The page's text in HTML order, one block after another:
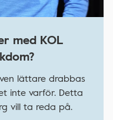
med KOL
lättare drabbas
inte varför. Detta
vill ta reda på.